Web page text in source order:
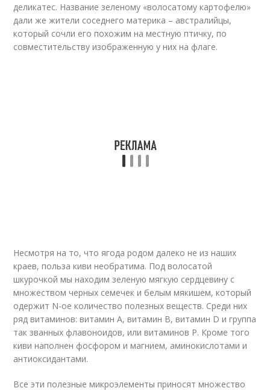
деликатес. Название зеленому «волосатому картофелю»
дали же жители соседнего материка – австралийцы,
который сочли его похожим на местную птичку, по
совместительству изображенную у них на флаге.
Несмотря на то, что ягода родом далеко не из наших
краев, польза киви необратима. Под волосатой
шкурочкой мы находим зеленую мягкую сердцевину с
множеством черных семечек и белым мякишем, который
одержит N-ое количество полезных веществ. Среди них
ряд витаминов: витамин А, витамин В, витамин D и группа
так званных флавоноидов, или витаминов Р. Кроме того
киви наполнен фосфором и магнием, аминокислотами и
антиоксидантами.
Все эти полезные микроэлементы приносят множество